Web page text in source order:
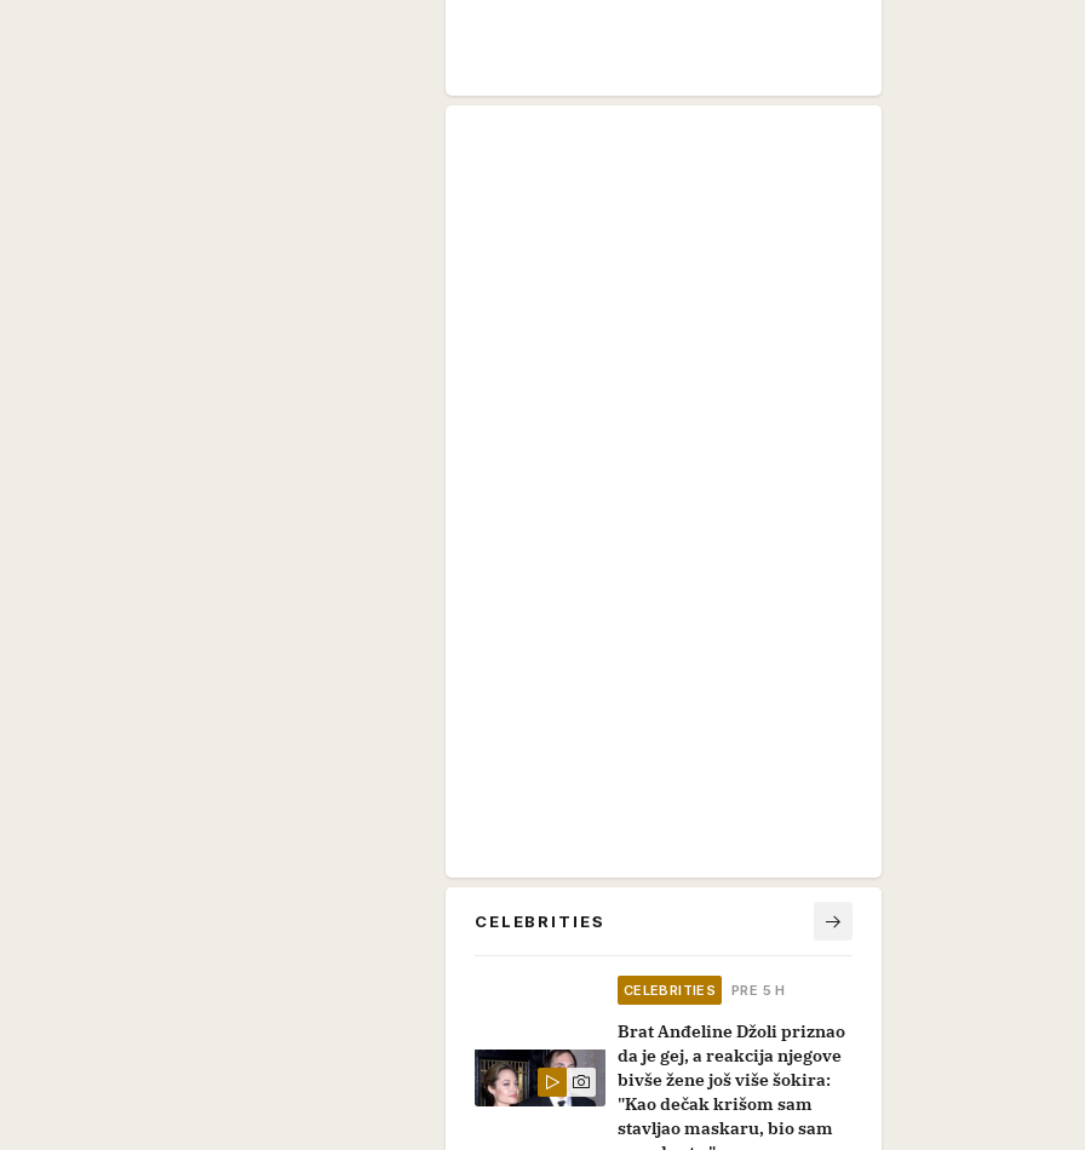
CELEBRITIES
CELEBRITIES PRE 5 H
Brat Anđeline Džoli priznao
da je gej, a reakcija njegove
bivše žene još više šokira:
"Kao dečak krišom sam
stavljao maskaru, bio sam